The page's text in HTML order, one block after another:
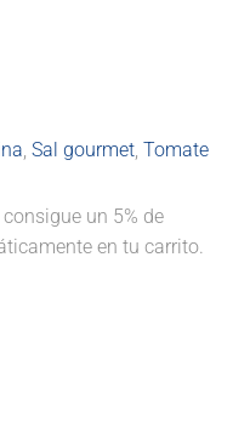
, Sal gourmet, Tomate
un 5% de
en tu carrito.